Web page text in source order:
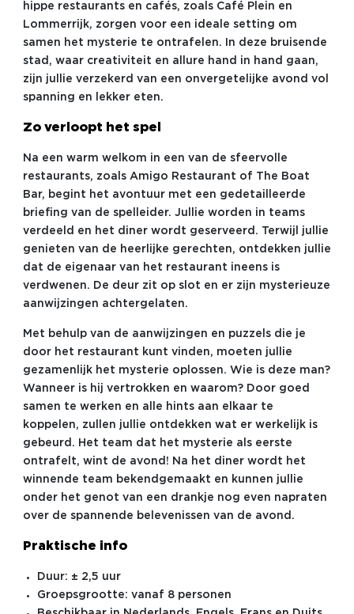
hippe restaurants en cafés, zoals Café Plein en
Lommerrijk, zorgen voor een ideale setting om
samen het mysterie te ontrafelen. In deze bruisende
stad, waar creativiteit en allure hand in hand gaan,
zijn jullie verzekerd van een onvergetelijke avond vol
spanning en lekker eten.
Zo verloopt het spel
Na een warm welkom in een van de sfeervolle
restaurants, zoals Amigo Restaurant of The Boat
Bar, begint het avontuur met een gedetailleerde
briefing van de spelleider. Jullie worden in teams
verdeeld en het diner wordt geserveerd. Terwijl jullie
genieten van de heerlijke gerechten, ontdekken jullie
dat de eigenaar van het restaurant ineens is
verdwenen. De deur zit op slot en er zijn mysterieuze
aanwijzingen achtergelaten.
Met behulp van de aanwijzingen en puzzels die je
door het restaurant kunt vinden, moeten jullie
gezamenlijk het mysterie oplossen. Wie is deze man?
Wanneer is hij vertrokken en waarom? Door goed
samen te werken en alle hints aan elkaar te
koppelen, zullen jullie ontdekken wat er werkelijk is
gebeurd. Het team dat het mysterie als eerste
ontrafelt, wint de avond! Na het diner wordt het
winnende team bekendgemaakt en kunnen jullie
onder het genot van een drankje nog even napraten
over de spannende belevenissen van de avond.
Praktische info
Duur: ± 2,5 uur
Groepsgrootte: vanaf 8 personen